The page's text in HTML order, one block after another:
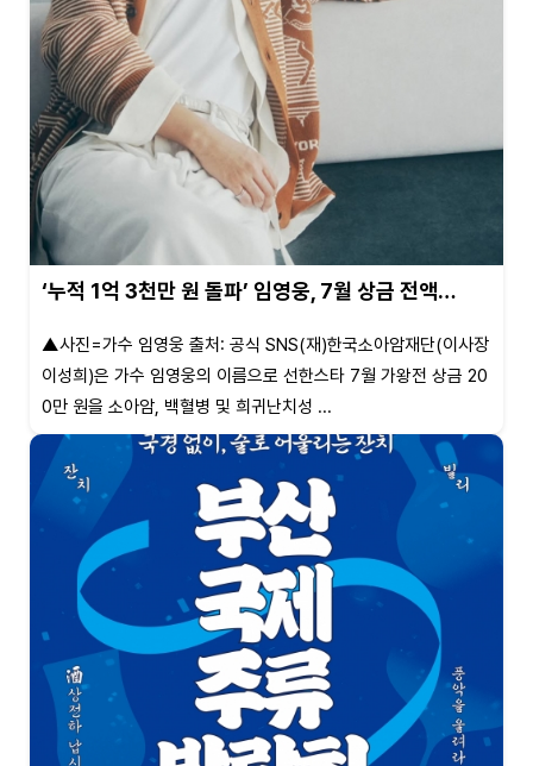
‘누적 1억 3천만 원 돌파’ 임영웅, 7월 상금 전액…
▲사진=가수 임영웅 출처: 공식 SNS(재)한국소아암재단(이사장
이성희)은 가수 임영웅의 이름으로 선한스타 7월 가왕전 상금 20
0만 원을 소아암, 백혈병 및 희귀난치성 ...